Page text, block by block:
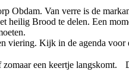
Obdam. Van verre is de
heilig Brood te delen. Een
viering. Kijk in de agenda voor
zomaar een keertje langskomt.